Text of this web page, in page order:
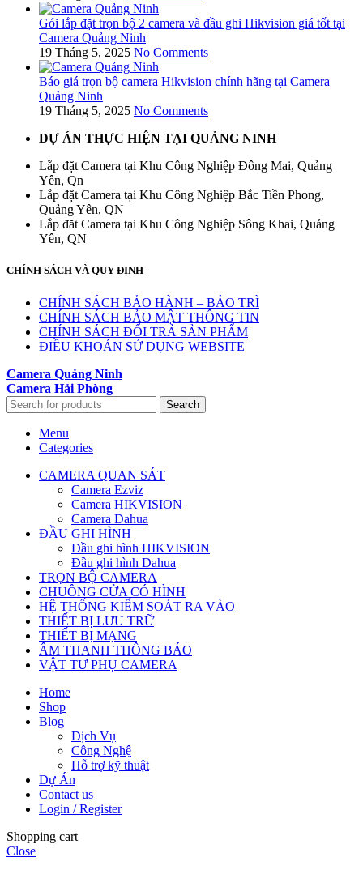
Gói lắp đặt trọn bộ 2 camera và đầu ghi Hikvision giá tốt tại
Camera Quảng Ninh
19 Tháng 5, 2025 No Comments
Báo giá trọn bộ camera Hikvision chính hãng tại Camera
Quảng Ninh
19 Tháng 5, 2025 No Comments
DỰ ÁN THỰC HIỆN TẠI QUẢNG NINH
Lắp đặt Camera tại Khu Công Nghiệp Đông Mai, Quảng
Yên, Qn
Lắp đặt Camera tại Khu Công Nghiệp Bắc Tiền Phong,
Quảng Yên, QN
Lắp đăt Camera tại Khu Công Nghiệp Sông Khai, Quảng
Yên, QN
CHÍNH SÁCH VÀ QUY ĐỊNH
CHÍNH SÁCH BẢO HÀNH – BẢO TRÌ
CHÍNH SÁCH BẢO MẬT THÔNG TIN
CHÍNH SÁCH ĐỔI TRẢ SẢN PHẨM
ĐIỀU KHOẢN SỬ DỤNG WEBSITE
Camera Quảng Ninh
Camera Hải Phòng
Search
Menu
Categories
CAMERA QUAN SÁT
Camera Ezviz
Camera HIKVISION
Camera Dahua
ĐẦU GHI HÌNH
Đầu ghi hình HIKVISION
Đầu ghi hình Dahua
TRỌN BỘ CAMERA
CHUÔNG CỬA CÓ HÌNH
HỆ THỐNG KIỂM SOÁT RA VÀO
THIẾT BỊ LƯU TRỮ
THIẾT BỊ MẠNG
ÂM THANH THÔNG BÁO
VẬT TƯ PHỤ CAMERA
Home
Shop
Blog
Dịch Vụ
Công Nghệ
Hỗ trợ kỹ thuật
Dự Án
Contact us
Login / Register
Shopping cart
Close